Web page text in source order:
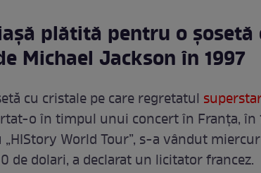
plătită pentru o șosetă
Michael Jackson în 1997
cu cristale pe care regretatul
o în timpul unui concert în Franța, în
World Tour”, s-a vândut
de dolari, a declarat un licitator francez.